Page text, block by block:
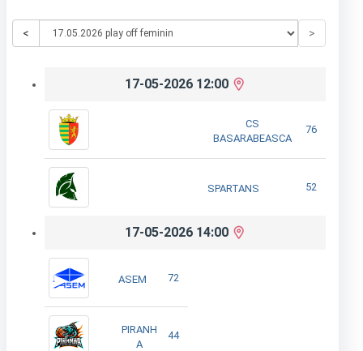
< >
17-05-2026 12:00
CS
BASARABEASCA
76
SPARTANS 52
17-05-2026 14:00
ASEM 72
PIRANH
A
44